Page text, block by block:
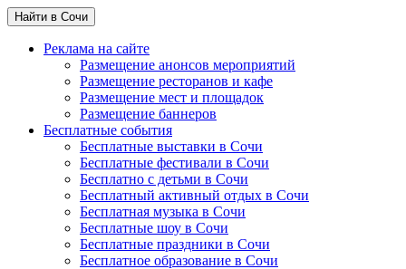
Найти в Сочи
Реклама на сайте
Размещение анонсов мероприятий
Размещение ресторанов и кафе
Размещение мест и площадок
Размещение баннеров
Бесплатные события
Бесплатные выставки в Сочи
Бесплатные фестивали в Сочи
Бесплатно с детьми в Сочи
Бесплатный активный отдых в Сочи
Бесплатная музыка в Сочи
Бесплатные шоу в Сочи
Бесплатные праздники в Сочи
Бесплатное образование в Сочи